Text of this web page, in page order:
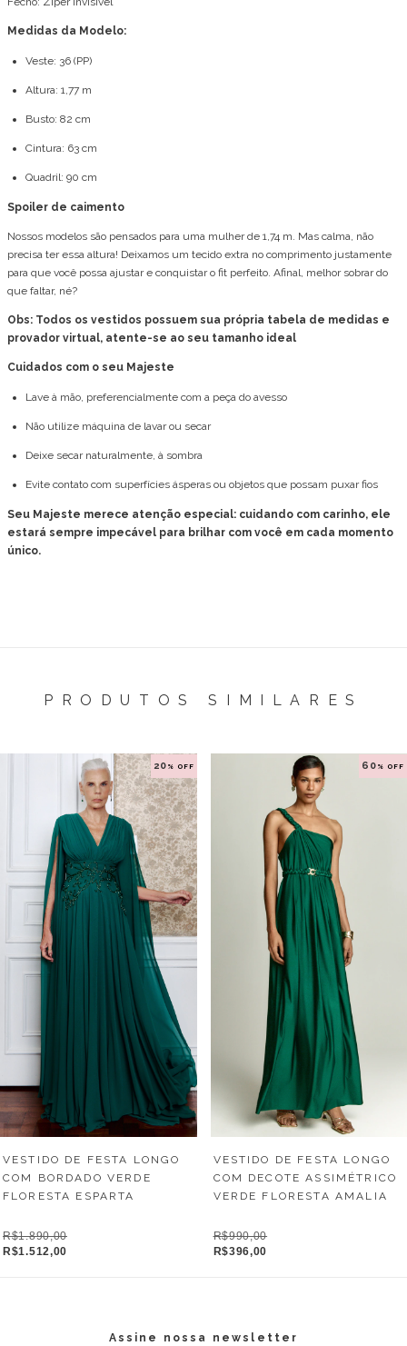
Medidas da Modelo:
Veste: 36 (PP)
Altura: 1,77 m
Busto: 82 cm
Cintura: 63 cm
Quadril: 90 cm
Spoiler de caimento
Nossos modelos são pensados para uma mulher de 1,74 m. Mas calma, não
precisa ter essa altura! Deixamos um tecido extra no comprimento justamente
para que você possa ajustar e conquistar o fit perfeito. Afinal, melhor sobrar do
que faltar, né?
Obs: Todos os vestidos possuem sua própria tabela de medidas e
provador virtual, atente-se ao seu tamanho ideal
Cuidados com o seu Majeste
Lave à mão, preferencialmente com a peça do avesso
Não utilize máquina de lavar ou secar
Deixe secar naturalmente, à sombra
Evite contato com superfícies ásperas ou objetos que possam puxar fios
Seu Majeste merece atenção especial: cuidando com carinho, ele
estará sempre impecável para brilhar com você em cada momento
único.
PRODUTOS SIMILARES
20 % OFF
VESTIDO DE FESTA LONGO
COM BORDADO VERDE
FLORESTA ESPARTA
R$1.890,00
R$1.512,00
60 % OFF
VESTIDO DE FESTA LONGO
COM DECOTE ASSIMÉTRICO
VERDE FLORESTA AMALIA
R$990,00
R$396,00
Assine nossa newsletter